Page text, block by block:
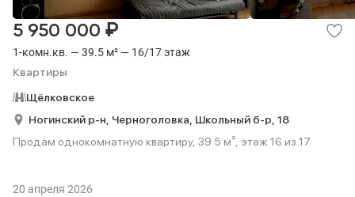
1-комн.кв. — 39.5 м² — 16/17 этаж
Квартиры
5 950 000 ₽
Щёлковское
Ногинский р-н, Черноголовка, Школьный б-р, 18
Продам однокомнатную квартиру, 39.5 м², этаж 16 из 17.
20 апреля 2026